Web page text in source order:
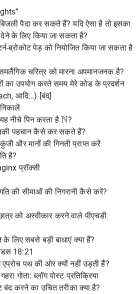
बिजली पैदा कर सकते हैं? यदि ऐसा है तो इसका
देने के लिए किया जा सकता है?
ब्रोकोट पेड़ को नियोजित किया जा सकता है
चरित्र को मारना अपमानजनक है?
का उपयोग करते समय मेरे कोड के प्रदर्शन
आदि…) [बंद]
नीचे पिन करता है
N
?
पहचान कैसे कर सकते हैं?
और मानों की गिनती प्राप्त करें
है?
प्रॉक्सी
की सीमाओं की निगरानी कैसे करें?
को अस्वीकार करने वाले पीएचडी
लिए सबसे बड़ी बाधाएं क्या हैं?
18:21
पथ की ओर क्यों नहीं उड़ती हैं?
गोता: ब्लॉग पोस्ट प्रतिक्रिया
करने का उचित तरीका क्या है?